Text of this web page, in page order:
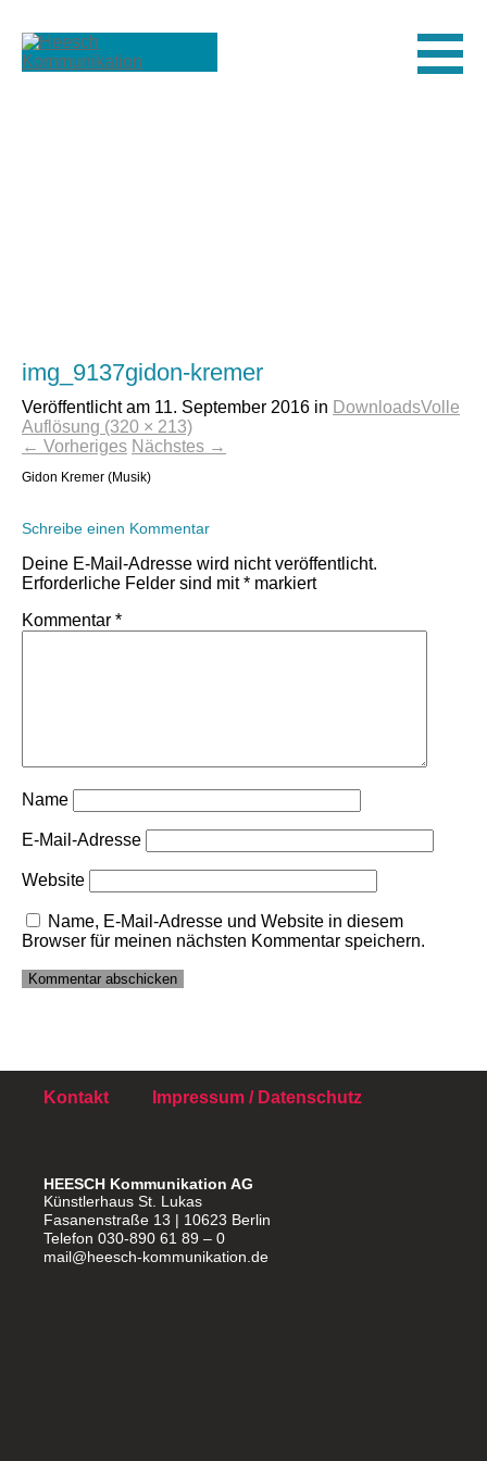
img_9137gidon-kremer
Veröffentlicht am 11. September 2016 in DownloadsVolle
Auflösung (320 × 213)
← Vorheriges Nächstes →
Gidon Kremer (Musik)
Schreibe einen Kommentar
Deine E-Mail-Adresse wird nicht veröffentlicht.
Erforderliche Felder sind mit* markiert
Kommentar *
Name
E-Mail-Adresse
Website
Name, E-Mail-Adresse und Website in diesem
Browser für meinen nächsten Kommentar speichern.
Kontakt Impressum / Datenschutz
HEESCH Kommunikation AG
Künstlerhaus St. Lukas
Fasanenstraße 13 | 10623 Berlin
Telefon 030-890 61 89 – 0
mail@heesch-kommunikation.de